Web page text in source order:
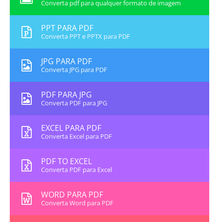
Converta pdf para qualquer formato de imagem
PPT PARA PDF
Converta PPT e PPTX para PDF
JPG PARA PDF
Converta JPG para PDF
PDF PARA JPG
Converta PDF para JPG
EXCEL PARA PDF
Converta Excel para PDF
PDF TO EXCEL
Converta PDF para Excel
WORD PARA PDF
Converta Word para PDF